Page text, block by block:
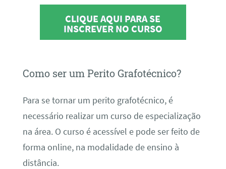
CLIQUE AQUI PARA SE
INSCREVER NO CURSO
Como ser um Perito Grafotécnico?
Para se tornar um perito grafotécnico, é
necessário realizar um curso de especialização
na área. O curso é acessível e pode ser feito de
forma online, na modalidade de ensino à
distância.